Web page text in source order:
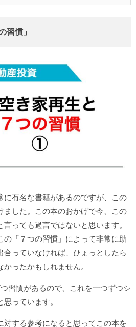
習慣」
に有名な書籍があるのですが、この
ました。この本のおかげで今、この
っても過言ではないと思います。
の「７つの習慣」によって非常に助
合っていなければ、ひょっとしたら
ったかもしれません。
習慣があるので、これを一つずつシ
っています。
対する参考になると思ってこの本を